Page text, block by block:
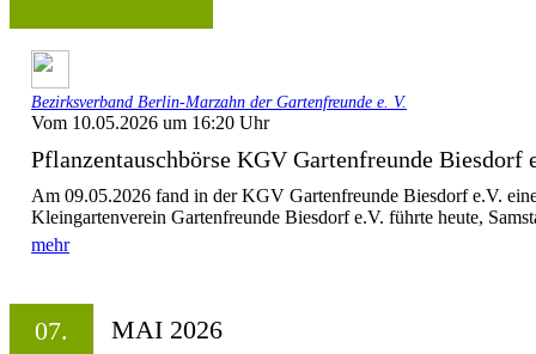
Bezirksverband Berlin-Marzahn der Gartenfreunde e. V.
Vom 10.05.2026 um 16:20 Uhr
Pflanzentauschbörse KGV Gartenfreunde Biesdorf
Am 09.05.2026 fand in der KGV Gartenfreunde Biesdorf e.V.
Kleingartenverein Gartenfreunde Biesdorf e.V. führte heute,
mehr
07. MAI 2026